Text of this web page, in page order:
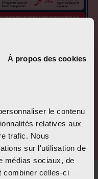
À propos des cookies
le contenu
relatives aux
trafic. Nous
sur l'utilisation de
médias sociaux, de
combiner celles-ci